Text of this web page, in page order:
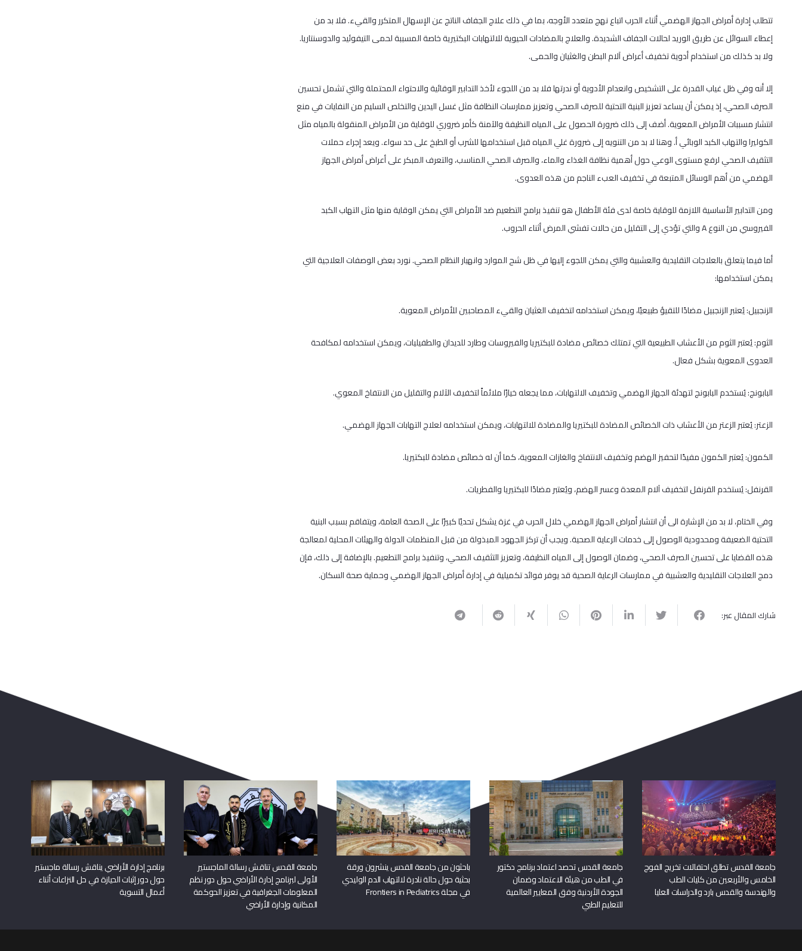
تتطلب إدارة أمراض الجهاز الهضمي أثناء الحرب اتباع نهج متعدد الأوجه، بما في ذلك علاج الجفاف الناتج عن الإسهال المتكرر والقيء. فلا بد من
إعطاء السوائل عن طريق الوريد لحالات الجفاف الشديدة. والعلاج بالمضادات الحيوية للالتهابات البكتيرية خاصة المسببة لحمى التيفوئيد والدوسنتاريا.
ولا بد كذلك من استخدام أدوية تخفيف أعراض آلام البطن والغثيان والحمى.
إلا أنه وفي ظل غياب القدرة على التشخيص وانعدام الأدوية أو ندرتها فلا بد من اللجوء لأخذ التدابير الوقائية والاحتواء المحتملة والتي تشمل تحسين
الصرف الصحي، إذ يمكن أن يساعد تعزيز البنية التحتية للصرف الصحي وتعزيز ممارسات النظافة مثل غسل اليدين والتخلص السليم من النفايات في منع
انتشار مسببات الأمراض المعوية. أضف إلى ذلك ضرورة الحصول على المياه النظيفة والآمنة كأمر ضروري للوقاية من الأمراض المنقولة بالمياه مثل
الكوليرا والتهاب الكبد الوبائي أ. وهنا لا بد من التنويه إلى ضرورة غلي المياه قبل استخدامها للشرب أو الطبخ على حد سواء. ويعد إجراء حملات
التثقيف الصحي لرفع مستوى الوعي حول أهمية نظافة الغذاء والماء، والصرف الصحي المناسب، والتعرف المبكر على أعراض أمراض الجهاز
الهضمي من أهم الوسائل المتبعة في تخفيف العبء الناجم من هذه العدوى.
ومن التدابير الأساسية اللازمة للوقاية خاصة لدى فئة الأطفال هو تنفيذ برامج التطعيم ضد الأمراض التي يمكن الوقاية منها مثل التهاب الكبد
الفيروسي من النوع A والتي تؤدي إلى التقليل من حالات تفشي المرض أثناء الحروب.
أما فيما يتعلق بالعلاجات التقليدية والعشبية والتي يمكن اللجوء إليها في ظل شح الموارد وانهيار النظام الصحي. نورد بعض الوصفات العلاجية التي
يمكن استخدامها:
الزنجبيل: يُعتبر الزنجبيل مضادًا للتقيؤ طبيعيًا، ويمكن استخدامه لتخفيف الغثيان والقيء المصاحبين للأمراض المعوية.
الثوم: يُعتبر الثوم من الأعشاب الطبيعية التي تمتلك خصائص مضادة للبكتيريا والفيروسات وطارد للديدان والطفيليات، ويمكن استخدامه لمكافحة
العدوى المعوية بشكل فعال.
البابونج: يُستخدم البابونج لتهدئة الجهاز الهضمي وتخفيف الالتهابات، مما يجعله خيارًا ملائماً لتخفيف الآلام والتقليل من الانتفاخ المعوي.
الزعتر: يُعتبر الزعتر من الأعشاب ذات الخصائص المضادة للبكتيريا والمضادة للالتهابات، ويمكن استخدامه لعلاج التهابات الجهاز الهضمي.
الكمون: يُعتبر الكمون مفيدًا لتحفيز الهضم وتخفيف الانتفاخ والغازات المعوية، كما أن له خصائص مضادة للبكتيريا.
القرنفل: يُستخدم القرنفل لتخفيف آلام المعدة وعسر الهضم، ويُعتبر مضادًا للبكتيريا والفطريات.
وفي الختام، لا بد من الإشارة الى أن انتشار أمراض الجهاز الهضمي خلال الحرب في غزة يشكل تحديًا كبيرًا على الصحة العامة، ويتفاقم بسبب البنية
التحتية الضعيفة ومحدودية الوصول إلى خدمات الرعاية الصحية. ويجب أن تركز الجهود المبذولة من قبل المنظمات الدولة والهيئات المحلية لمعالجة
هذه القضايا على تحسين الصرف الصحي، وضمان الوصول إلى المياه النظيفة، وتعزيز التثقيف الصحي، وتنفيذ برامج التطعيم. بالإضافة إلى ذلك، فإن
دمج العلاجات التقليدية والعشبية في ممارسات الرعاية الصحية قد يوفر فوائد تكميلية في إدارة أمراض الجهاز الهضمي وحماية صحة السكان.
شارك المقال عبر:
جامعة القدس تطلق احتفالات تخريج الفوج
الخامس والأربعين من كليات الطب
والهندسة والقدس بارد والدراسات العليا
جامعة القدس تحصد اعتماد برنامج دكتور
في الطب من هيئة الاعتماد وضمان
الجودة الأردنية وفق المعايير العالمية
للتعليم الطبي
باحثون من جامعة القدس ينشرون ورقة
بحثية حول حالة نادرة لالتهاب الدم الوليدي
في مجلة Frontiers in Pediatrics
جامعة القدس تناقش رسالة الماجستير
الأولى لبرنامج إدارة الأراضي حول دور نظم
المعلومات الجغرافية في تعزيز الحوكمة
المكانية وإدارة الأراضي
برنامج إدارة الأراضي يناقش رسالة ماجستير
حول دور إثبات الحيازة في حل النزاعات أثناء
أعمال التسوية